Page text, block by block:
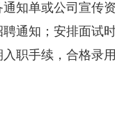
知单或公司宣传
通知；安排面试
职手续，合格录